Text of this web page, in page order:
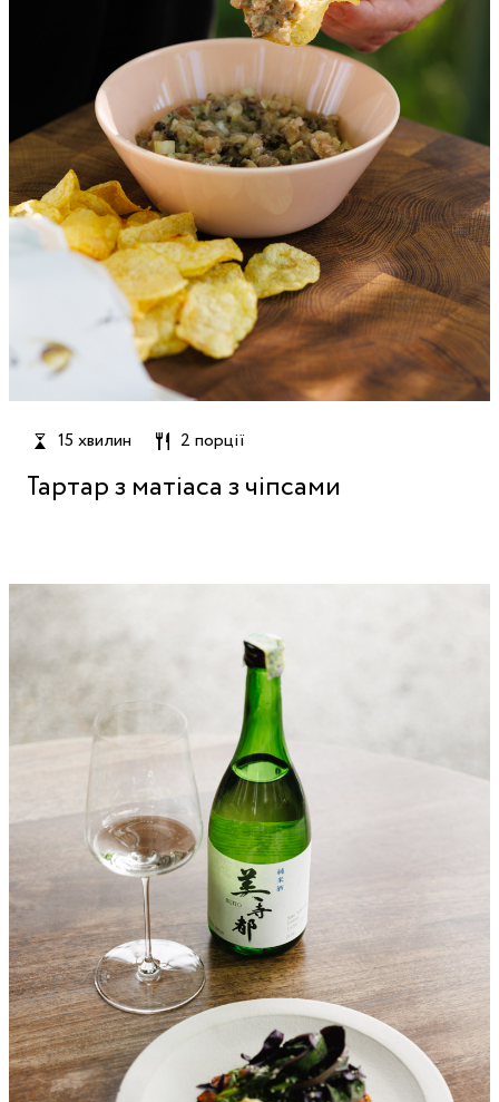
15 хвилин 2 порції
Тартар з матіаса з чіпсами